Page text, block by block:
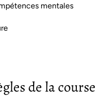
mentales
de la course